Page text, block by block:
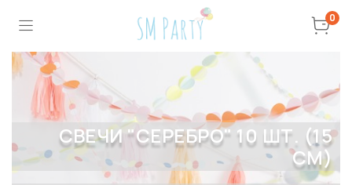
0
СВЕЧИ "СЕРЕБРО" 10 ШТ. (15
СМ)